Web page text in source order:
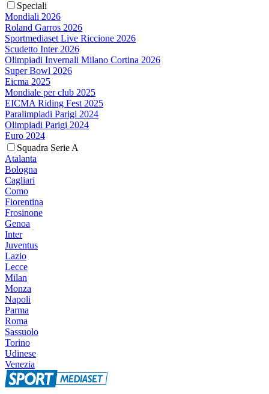
Speciali
Mondiali 2026
Roland Garros 2026
Sportmediaset Live Riccione 2026
Scudetto Inter 2026
Olimpiadi Invernali Milano Cortina 2026
Super Bowl 2026
Eicma 2025
Mondiale per club 2025
EICMA Riding Fest 2025
Paralimpiadi Parigi 2024
Olimpiadi Parigi 2024
Euro 2024
Squadra Serie A
Atalanta
Bologna
Cagliari
Como
Fiorentina
Frosinone
Genoa
Inter
Juventus
Lazio
Lecce
Milan
Monza
Napoli
Parma
Roma
Sassuolo
Torino
Udinese
Venezia